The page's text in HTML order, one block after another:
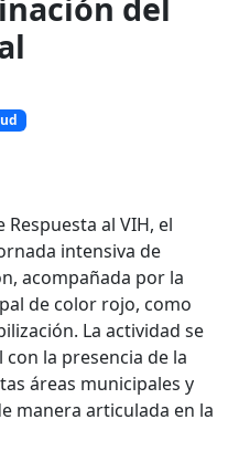
al VIH, el
intensiva de
acompañada por la
de color rojo, como
La actividad se
la presencia de la
áreas municipales y
manera articulada en la